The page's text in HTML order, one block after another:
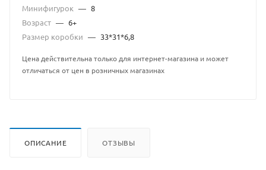
Минифигурок — 8
Возраст — 6+
Размер коробки — 33*31*6,8
Цена действительна только для интернет-магазина и может
отличаться от цен в розничных магазинах
ОПИСАНИЕ ОТЗЫВЫ